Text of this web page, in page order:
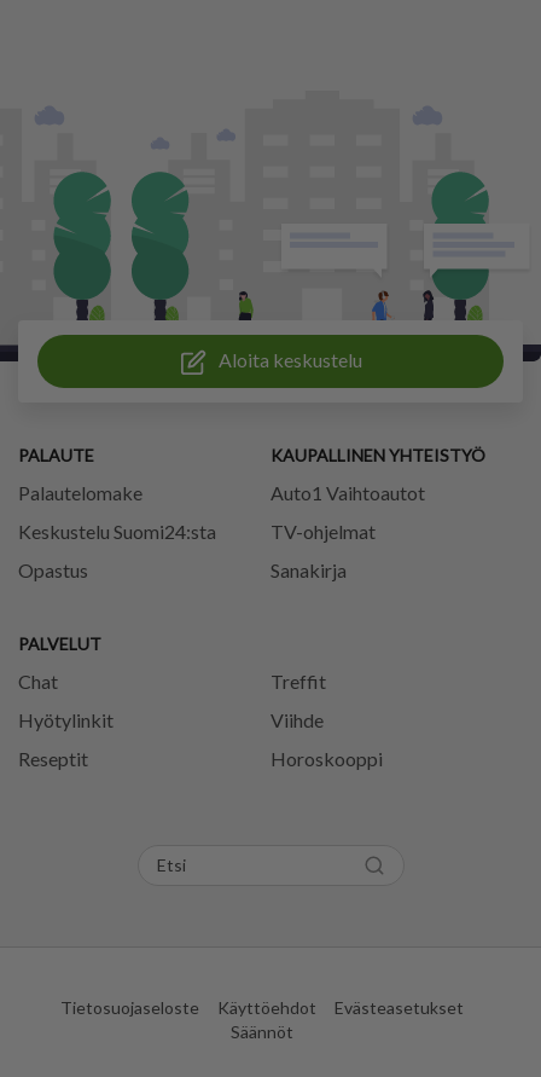
Aloita keskustelu
PALAUTE
Palautelomake
Keskustelu Suomi24:sta
Opastus
PALVELUT
Chat
Treffit
Hyötylinkit
Viihde
Reseptit
Horoskooppi
KAUPALLINEN YHTEISTYÖ
Auto1 Vaihtoautot
TV-ohjelmat
Sanakirja
Tietosuojaseloste Käyttöehdot
Evästeasetukset
Säännöt